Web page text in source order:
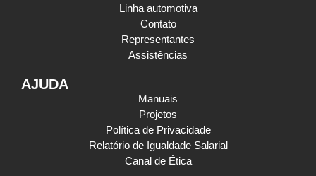
Linha automotiva
Contato
Representantes
Assistências
AJUDA
Manuais
Projetos
Política de Privacidade
Relatório de Igualdade Salarial
Canal de Ética